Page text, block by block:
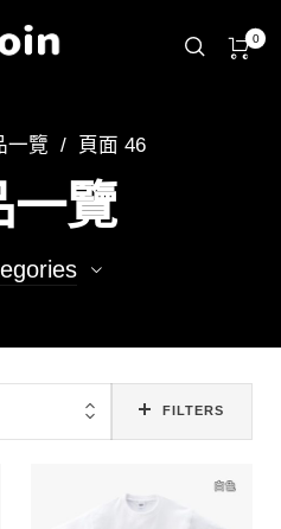
0
一覽 / 頁面 46
一覽
387
108
FILTERS